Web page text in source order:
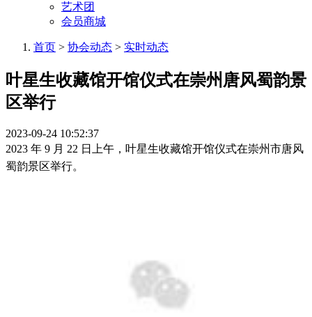
艺术团
会员商城
首页 > 协会动态 > 实时动态
叶星生收藏馆开馆仪式在崇州唐风蜀韵景
区举行
2023-09-24 10:52:37
2023 年 9 月 22 日上午，叶星生收藏馆开馆仪式在崇州市唐风
蜀韵景区举行。